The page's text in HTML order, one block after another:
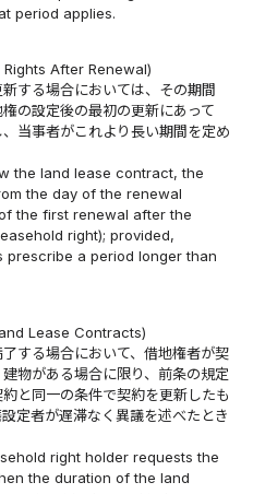
period applies.
After Renewal)
する場合においては、その期間
の設定後の最初の更新にあって
当事者がこれより長い期間を定め
the land lease contract, the
the day of the renewal
the first renewal after the
right); provided,
prescribe a period longer than
Lease Contracts)
する場合において、借地権者が契
物がある場合に限り、前条の規定
と同一の条件で契約を更新したも
定者が遅滞なく異議を述べたとき
right holder requests the
the duration of the land